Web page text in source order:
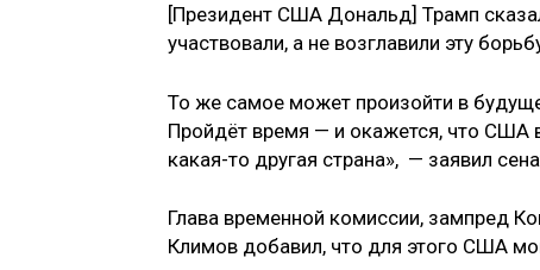
[Президент США Дональд] Трамп
участвовали, а не возглавили эту
То же самое может произойти в
Пройдёт время — и окажется, что США
какая-то другая страна», — заявил
Глава временной комиссии, зампред
Климов добавил, что для этого США